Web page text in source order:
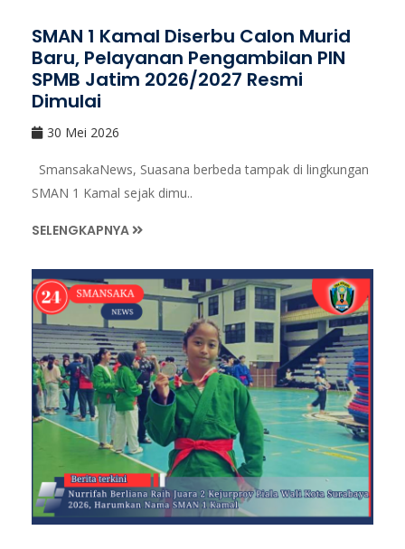
SMAN 1 Kamal Diserbu Calon Murid
Baru, Pelayanan Pengambilan PIN
SPMB Jatim 2026/2027 Resmi
Dimulai
30 Mei 2026
SmansakaNews, Suasana berbeda tampak di lingkungan
SMAN 1 Kamal sejak dimu..
SELENGKAPNYA